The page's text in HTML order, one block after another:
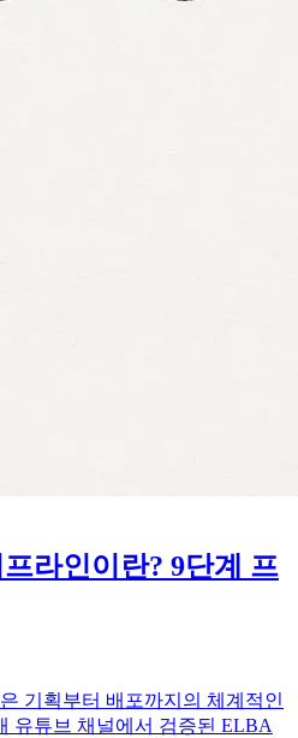
라인이란? 9단계 프
기획부터 배포까지의 체계적인
유튜브 채널에서 검증된 ELBA